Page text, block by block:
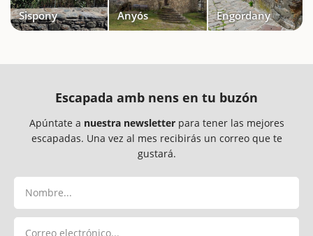
Sispony Anyós Engordany
Escapada amb nens en tu buzón
Apúntate a nuestra newsletterpara tener las mejores
escapadas. Una vez al mes recibirás un correo que te
gustará.